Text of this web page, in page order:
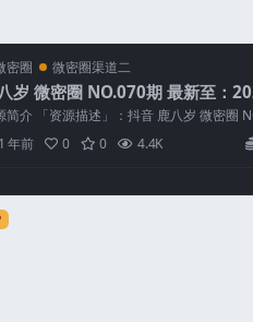
密圈 微密圈渠道二
岁 微密圈 NO.070期 最新至：
简介 「资源描述」：抖音 鹿八岁 微密圈
【6P1V】最新至...
1 年前 0 0 4.4K